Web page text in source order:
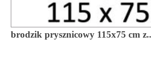
brodzik prysznicowy 115x75 cm